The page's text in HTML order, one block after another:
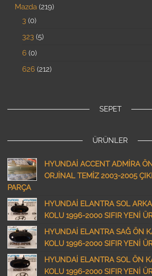
Mazda 219
3 0
323 5
6 0
626 212
SEPET
ÜRÜNLER
HYUNDAİ ACCENT ADMİRA
ORJİNAL TEMİZ 2003-2005
PARÇA
HYUNDAİ ELANTRA SOL
KOLU 1996-2000 SIFIR YENİ
HYUNDAİ ELANTRA SAĞ ÖN
KOLU 1996-2000 SIFIR YENİ
HYUNDAİ ELANTRA SOL ÖN
KOLU 1996-2000 SIFIR YENİ